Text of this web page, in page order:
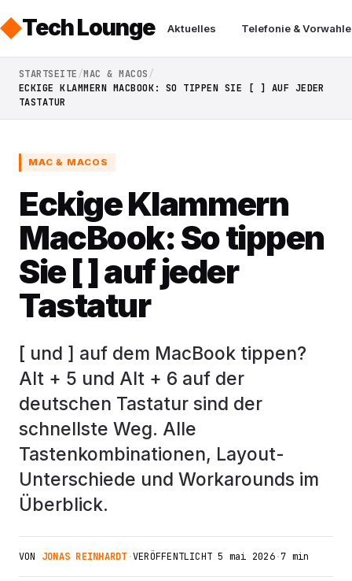
Tech Lounge Aktuelles Telefonie &
STARTSEITE MAC & MACOS
ECKIGE KLAMMERN MACBOOK: SO TIPPEN SIE [ ] AUF JEDER
TASTATUR
MAC & MACOS
Eckige Klammern
MacBook: So tippen
Sie [ ] auf jeder
Tastatur
[ und ] auf dem MacBook tippen?
Alt + 5 und Alt + 6 auf der
deutschen Tastatur sind der
schnellste Weg. Alle
Tastenkombinationen, Layout-
Unterschiede und Workarounds im
Überblick.
VON JONAS REINHARDT ·VERÖFFENTLICHT5 mai 2026·7 min